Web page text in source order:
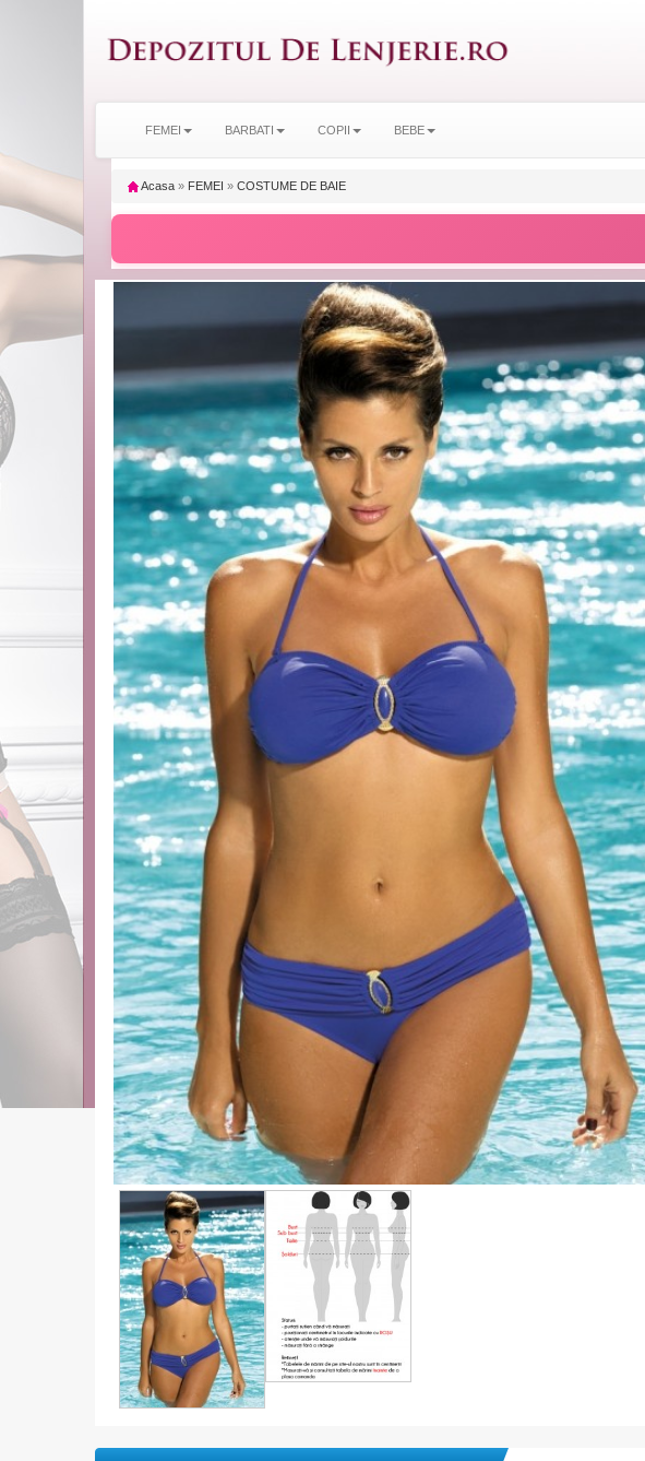
FEMEI BARBATI COPII BEBE
Acasa » FEMEI » COSTUME DE BAIE